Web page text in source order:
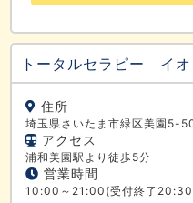
トータルセラピー イ
住所
埼玉県さいたま市緑区美園5-
アクセス
浦和美園駅より徒歩5分
営業時間
10:00～21:00(受付終了